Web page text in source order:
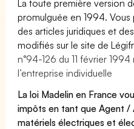
La toute première version
promulguée en 1994. Vous
des articles juridiques et
modifiés sur le site de
n°94-126 du 11 février
l’entreprise individuelle
La loi Madelin en France
impôts en tant que Agent
matériels électriques et